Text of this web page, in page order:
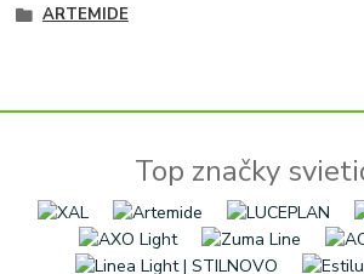
ARTEMIDE
Top značky